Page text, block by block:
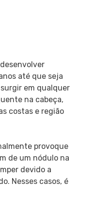
até que seja
em qualquer
na cabeça,
costas e região
provoque
de um nódulo na
devido a
Nesses casos, é